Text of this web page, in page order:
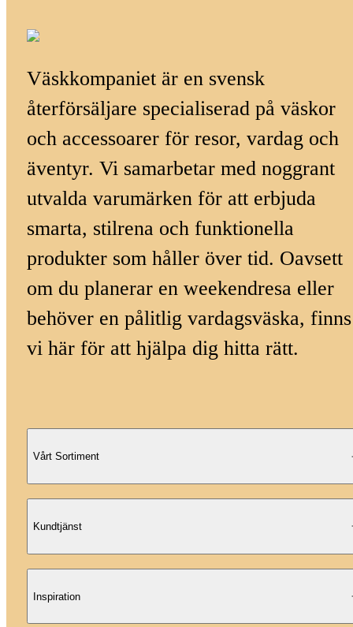
Väskkompaniet är en svensk
återförsäljare specialiserad på väskor
och accessoarer för resor, vardag och
äventyr. Vi samarbetar med noggrant
utvalda varumärken för att erbjuda
smarta, stilrena och funktionella
produkter som håller över tid. Oavsett
om du planerar en weekendresa eller
behöver en pålitlig vardagsväska, finns
vi här för att hjälpa dig hitta rätt.
Vårt Sortiment
Kundtjänst
Inspiration